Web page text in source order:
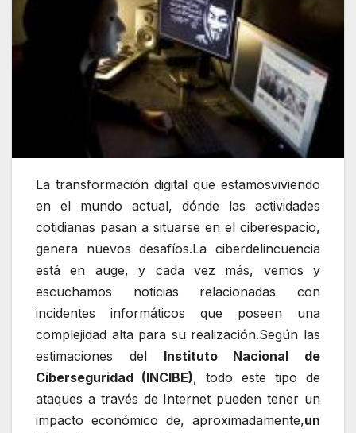
La transformación digital que estamosviviendo
en el mundo actual, dónde las actividades
cotidianas pasan a situarse en el ciberespacio,
genera nuevos desafíos.La ciberdelincuencia
está en auge, y cada vez más, vemos y
escuchamos noticias relacionadas con
incidentes informáticos que poseen una
complejidad alta para su realización.Según las
estimaciones del Instituto Nacional de
Ciberseguridad (INCIBE), todo este tipo de
ataques a través de Internet pueden tener un
impacto económico de, aproximadamente,un